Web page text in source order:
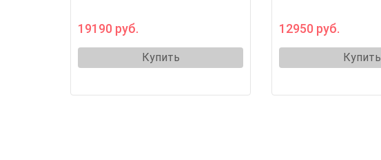
19190 руб.
Купить
12950 руб.
Купить